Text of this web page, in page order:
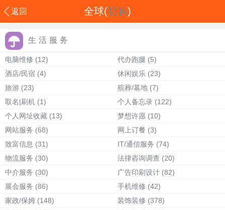
返回 全球(切换)
生活服务
电脑维修 (12) 代办跑腿 (5)
酒店/民宿 (4) 休闲娱乐 (23)
旅游 (23) 殡葬/墓地 (7)
取名|刷机 (1) 个人备忘录 (122)
个人网址收藏 (13) 梦想许愿 (10)
网站服务 (68) 网上订餐 (3)
致富信息 (31) IT/通信服务 (74)
物流服务 (30) 法律咨询调查 (20)
中介服务 (30) 广告印刷设计 (82)
展会服务 (86) 手机维修 (42)
家政/保姆 (148) 装饰装修 (378)